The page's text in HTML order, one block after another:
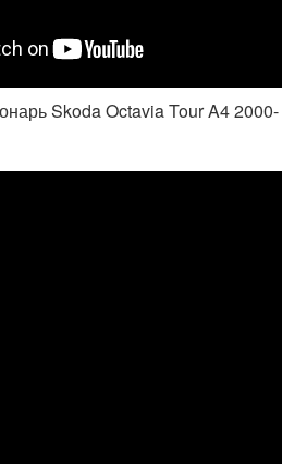
Skoda Octavia Tour A4 2000-